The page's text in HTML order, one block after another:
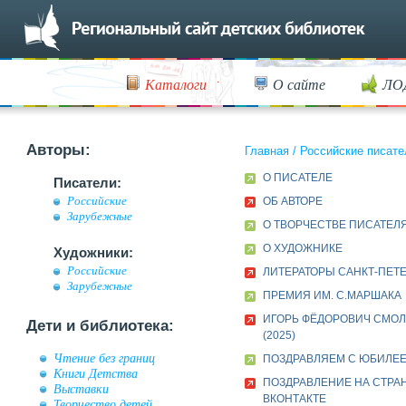
Каталоги О сайте
Авторы:
Писатели:
Российские
Зарубежные
Художники:
Российские
Зарубежные
Дети и библиотека:
Чтение без границ
Книги Детства
Выставки
Главная / Российские
О ПИСАТЕЛЕ
ОБ АВТОРЕ
О ТВОРЧЕСТВЕ
О ХУДОЖНИКЕ
ЛИТЕРАТОРЫ САНКТ-
ПРЕМИЯ ИМ. С.МАРШАКА
ИГОРЬ ФЁДОРОВИЧ
(2025)
ПОЗДРАВЛЯЕМ С
ПОЗДРАВЛЕНИЕ НА
ВКОНТАКТЕ